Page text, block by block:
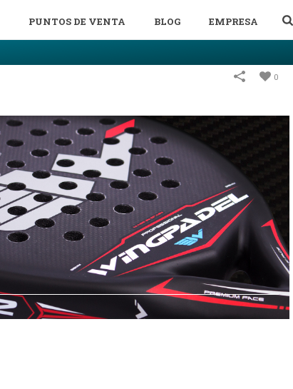
PUNTOS DE VENTA BLOG EMPRESA
0